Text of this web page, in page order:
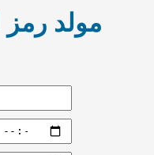
مولد رمز